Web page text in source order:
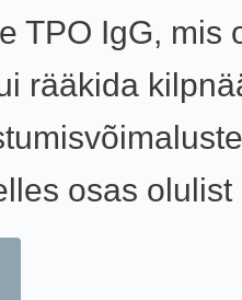
TPO IgG, mis
rääkida
osas olulist